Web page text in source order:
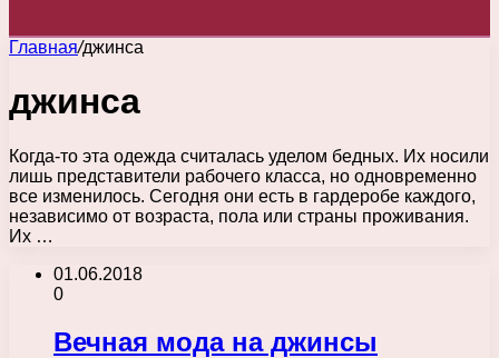
Главная/джинса
джинса
Когда-то эта одежда считалась уделом бедных. Их носили
лишь представители рабочего класса, но одновременно
все изменилось. Сегодня они есть в гардеробе каждого,
независимо от возраста, пола или страны проживания.
Их …
01.06.2018
0
Вечная мода на джинсы